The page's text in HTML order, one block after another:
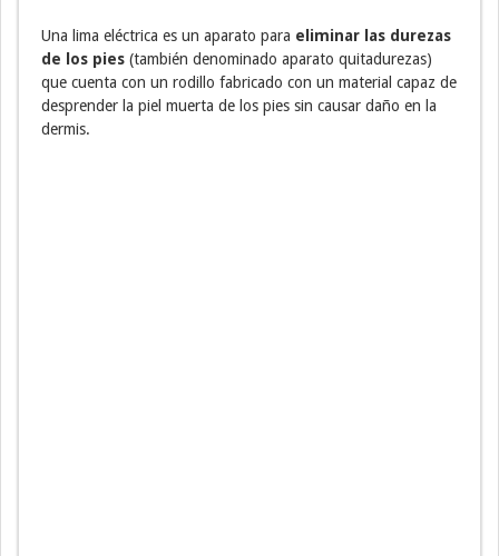
Una lima eléctrica es un aparato para eliminar las durezas
de los pies (también denominado aparato quitadurezas)
que cuenta con un rodillo fabricado con un material capaz de
desprender la piel muerta de los pies sin causar daño en la
dermis.